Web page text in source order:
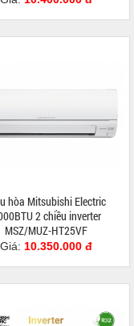
hòa Mitsubishi Electric
2 chiều inverter
MSZ/MUZ-HT25VF
Giá: 10.350.000 đ